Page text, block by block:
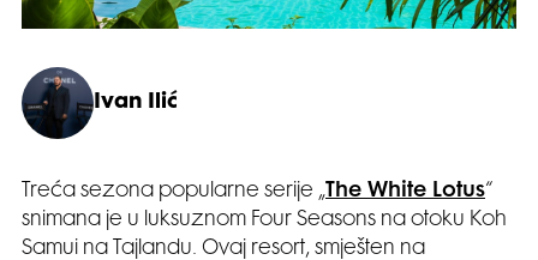
Ivan Ilić
Treća sezona popularne serije „ The White Lotus“
snimana je u luksuznom Four Seasons na otoku Koh
Samui na Tajlandu. Ovaj resort, smješten na